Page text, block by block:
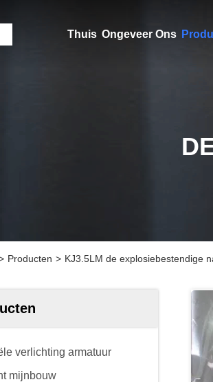
Thuis Ongeveer Ons
Producten > KJ3.5LM de explosiebestendige
verlichting armatuur
mijnbouw